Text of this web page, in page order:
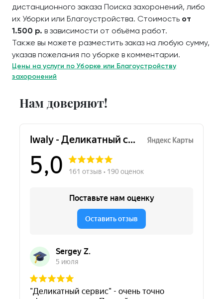
дистанционного заказа Поиска захоронений, либо
их Уборки или Благоустройства. Стоимость от
1.500 р. в зависимости от объёма работ.
Также вы можете разместить заказ на любую сумму,
указав пожелания по уборке в комментарии.
Цены на услуги по Уборке или Благоустройству
захоронений
Нам доверяют!